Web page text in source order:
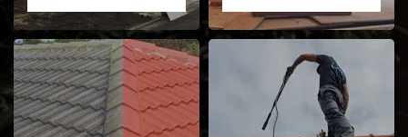
Nettoyage et
Isolation toiture 31